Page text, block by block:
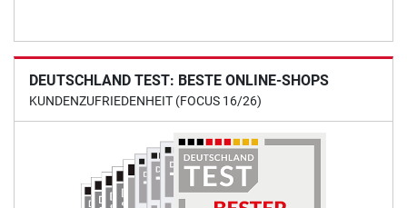
DEUTSCHLAND TEST: BESTE ONLINE-SHOPS
KUNDENZUFRIEDENHEIT (FOCUS 16/26)